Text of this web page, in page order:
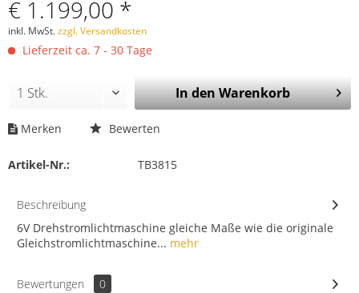
€ 1.199,00 *
inkl. MwSt.zzgl. Versandkosten
Lieferzeit ca. 7 - 30 Tage
In denWarenkorb
Merken Bewerten
Artikel-Nr.: TB3815
Beschreibung
6V Drehstromlichtmaschine gleiche Maße wie die originale
Gleichstromlichtmaschine... mehr
Bewertungen
0